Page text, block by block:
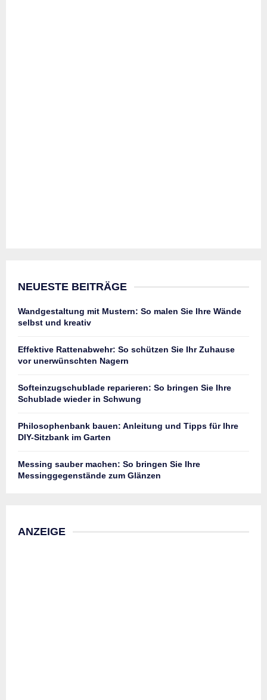
NEUESTE BEITRÄGE
Wandgestaltung mit Mustern: So malen Sie Ihre Wände
selbst und kreativ
Effektive Rattenabwehr: So schützen Sie Ihr Zuhause
vor unerwünschten Nagern
Softeinzugschublade reparieren: So bringen Sie Ihre
Schublade wieder in Schwung
Philosophenbank bauen: Anleitung und Tipps für Ihre
DIY-Sitzbank im Garten
Messing sauber machen: So bringen Sie Ihre
Messinggegenstände zum Glänzen
ANZEIGE